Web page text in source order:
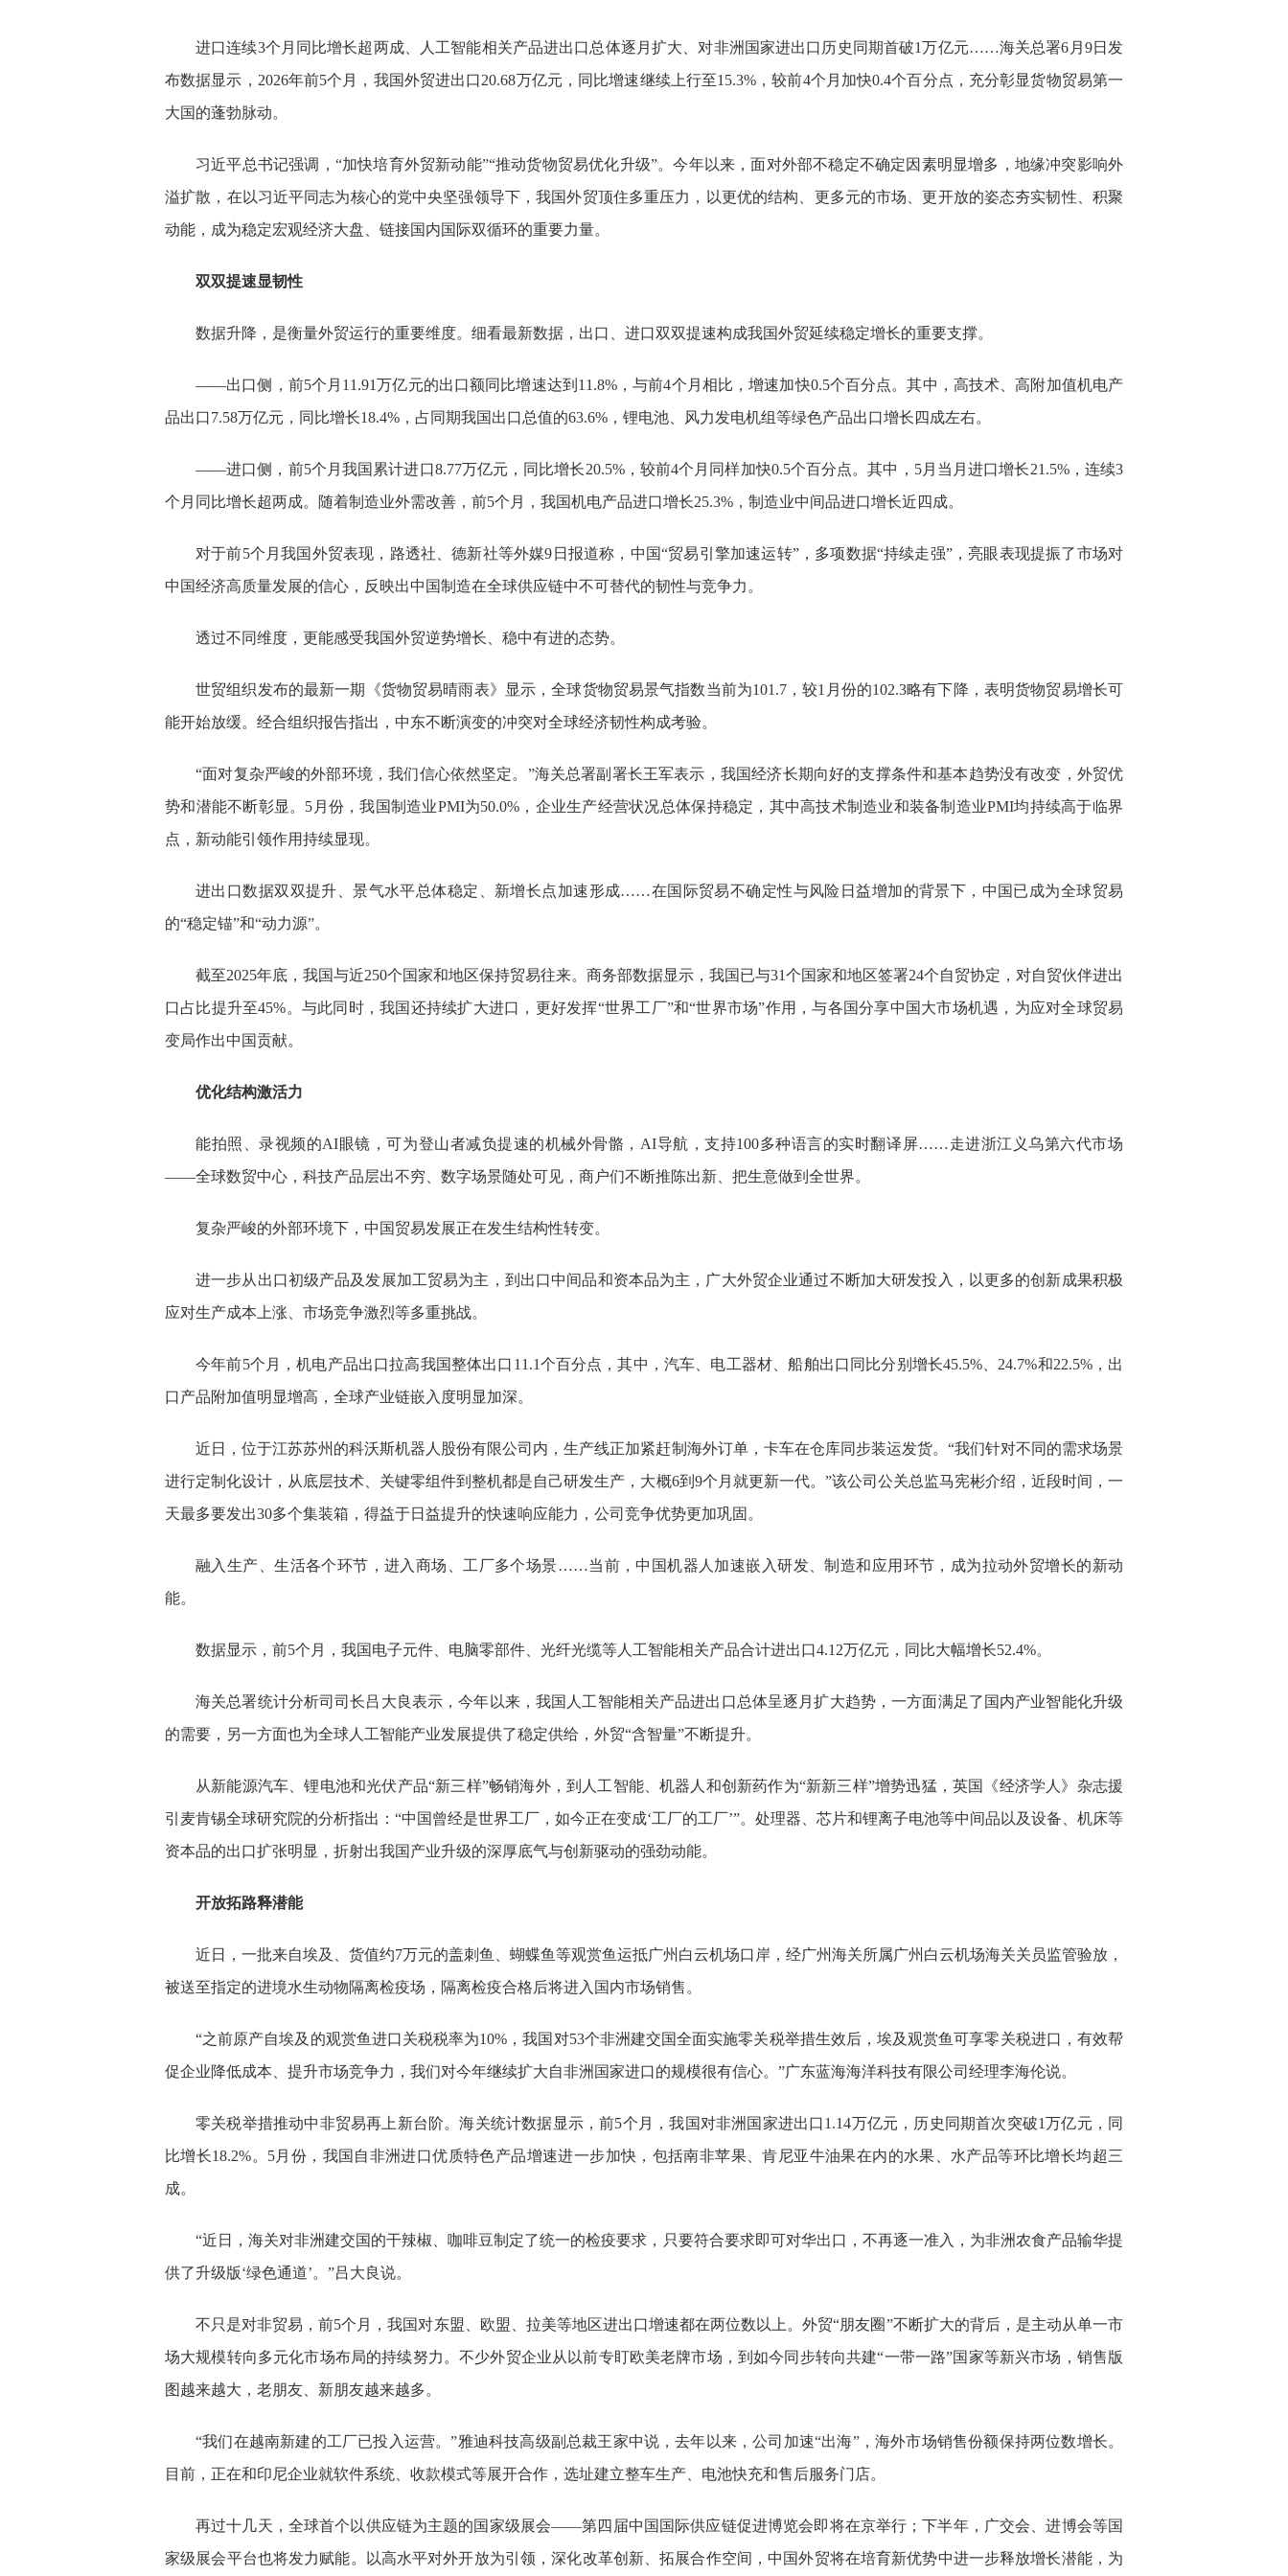
进口连续3个月同比增长超两成、人工智能相关产品进出口总体逐月扩大、对非洲国家进出口历史同期首破1万亿元……海关总署6月9日发
布数据显示，2026年前5个月，我国外贸进出口20.68万亿元，同比增速继续上行至15.3%，较前4个月加快0.4个百分点，充分彰显货物贸易第一
大国的蓬勃脉动。
习近平总书记强调，“加快培育外贸新动能”“推动货物贸易优化升级”。今年以来，面对外部不稳定不确定因素明显增多，地缘冲突影响外
溢扩散，在以习近平同志为核心的党中央坚强领导下，我国外贸顶住多重压力，以更优的结构、更多元的市场、更开放的姿态夯实韧性、积聚
动能，成为稳定宏观经济大盘、链接国内国际双循环的重要力量。
双双提速显韧性
数据升降，是衡量外贸运行的重要维度。细看最新数据，出口、进口双双提速构成我国外贸延续稳定增长的重要支撑。
——出口侧，前5个月11.91万亿元的出口额同比增速达到11.8%，与前4个月相比，增速加快0.5个百分点。其中，高技术、高附加值机电产
品出口7.58万亿元，同比增长18.4%，占同期我国出口总值的63.6%，锂电池、风力发电机组等绿色产品出口增长四成左右。
——进口侧，前5个月我国累计进口8.77万亿元，同比增长20.5%，较前4个月同样加快0.5个百分点。其中，5月当月进口增长21.5%，连续3
个月同比增长超两成。随着制造业外需改善，前5个月，我国机电产品进口增长25.3%，制造业中间品进口增长近四成。
对于前5个月我国外贸表现，路透社、德新社等外媒9日报道称，中国“贸易引擎加速运转”，多项数据“持续走强”，亮眼表现提振了市场对
中国经济高质量发展的信心，反映出中国制造在全球供应链中不可替代的韧性与竞争力。
透过不同维度，更能感受我国外贸逆势增长、稳中有进的态势。
世贸组织发布的最新一期《货物贸易晴雨表》显示，全球货物贸易景气指数当前为101.7，较1月份的102.3略有下降，表明货物贸易增长可
能开始放缓。经合组织报告指出，中东不断演变的冲突对全球经济韧性构成考验。
“面对复杂严峻的外部环境，我们信心依然坚定。”海关总署副署长王军表示，我国经济长期向好的支撑条件和基本趋势没有改变，外贸优
势和潜能不断彰显。5月份，我国制造业PMI为50.0%，企业生产经营状况总体保持稳定，其中高技术制造业和装备制造业PMI均持续高于临界
点，新动能引领作用持续显现。
进出口数据双双提升、景气水平总体稳定、新增长点加速形成……在国际贸易不确定性与风险日益增加的背景下，中国已成为全球贸易
的“稳定锚”和“动力源”。
截至2025年底，我国与近250个国家和地区保持贸易往来。商务部数据显示，我国已与31个国家和地区签署24个自贸协定，对自贸伙伴进出
口占比提升至45%。与此同时，我国还持续扩大进口，更好发挥“世界工厂”和“世界市场”作用，与各国分享中国大市场机遇，为应对全球贸易
变局作出中国贡献。
优化结构激活力
能拍照、录视频的AI眼镜，可为登山者减负提速的机械外骨骼，AI导航，支持100多种语言的实时翻译屏……走进浙江义乌第六代市场
——全球数贸中心，科技产品层出不穷、数字场景随处可见，商户们不断推陈出新、把生意做到全世界。
复杂严峻的外部环境下，中国贸易发展正在发生结构性转变。
进一步从出口初级产品及发展加工贸易为主，到出口中间品和资本品为主，广大外贸企业通过不断加大研发投入，以更多的创新成果积极
应对生产成本上涨、市场竞争激烈等多重挑战。
今年前5个月，机电产品出口拉高我国整体出口11.1个百分点，其中，汽车、电工器材、船舶出口同比分别增长45.5%、24.7%和22.5%，出
口产品附加值明显增高，全球产业链嵌入度明显加深。
近日，位于江苏苏州的科沃斯机器人股份有限公司内，生产线正加紧赶制海外订单，卡车在仓库同步装运发货。“我们针对不同的需求场景
进行定制化设计，从底层技术、关键零组件到整机都是自己研发生产，大概6到9个月就更新一代。”该公司公关总监马宪彬介绍，近段时间，一
天最多要发出30多个集装箱，得益于日益提升的快速响应能力，公司竞争优势更加巩固。
融入生产、生活各个环节，进入商场、工厂多个场景……当前，中国机器人加速嵌入研发、制造和应用环节，成为拉动外贸增长的新动
能。
数据显示，前5个月，我国电子元件、电脑零部件、光纤光缆等人工智能相关产品合计进出口4.12万亿元，同比大幅增长52.4%。
海关总署统计分析司司长吕大良表示，今年以来，我国人工智能相关产品进出口总体呈逐月扩大趋势，一方面满足了国内产业智能化升级
的需要，另一方面也为全球人工智能产业发展提供了稳定供给，外贸“含智量”不断提升。
从新能源汽车、锂电池和光伏产品“新三样”畅销海外，到人工智能、机器人和创新药作为“新新三样”增势迅猛，英国《经济学人》杂志援
引麦肯锡全球研究院的分析指出：“中国曾经是世界工厂，如今正在变成‘工厂的工厂’”。处理器、芯片和锂离子电池等中间品以及设备、机床等
资本品的出口扩张明显，折射出我国产业升级的深厚底气与创新驱动的强劲动能。
开放拓路释潜能
近日，一批来自埃及、货值约7万元的盖刺鱼、蝴蝶鱼等观赏鱼运抵广州白云机场口岸，经广州海关所属广州白云机场海关关员监管验放，
被送至指定的进境水生动物隔离检疫场，隔离检疫合格后将进入国内市场销售。
“之前原产自埃及的观赏鱼进口关税税率为10%，我国对53个非洲建交国全面实施零关税举措生效后，埃及观赏鱼可享零关税进口，有效帮
促企业降低成本、提升市场竞争力，我们对今年继续扩大自非洲国家进口的规模很有信心。”广东蓝海海洋科技有限公司经理李海伦说。
零关税举措推动中非贸易再上新台阶。海关统计数据显示，前5个月，我国对非洲国家进出口1.14万亿元，历史同期首次突破1万亿元，同
比增长18.2%。5月份，我国自非洲进口优质特色产品增速进一步加快，包括南非苹果、肯尼亚牛油果在内的水果、水产品等环比增长均超三
成。
“近日，海关对非洲建交国的干辣椒、咖啡豆制定了统一的检疫要求，只要符合要求即可对华出口，不再逐一准入，为非洲农食产品输华提
供了升级版‘绿色通道’。”吕大良说。
不只是对非贸易，前5个月，我国对东盟、欧盟、拉美等地区进出口增速都在两位数以上。外贸“朋友圈”不断扩大的背后，是主动从单一市
场大规模转向多元化市场布局的持续努力。不少外贸企业从以前专盯欧美老牌市场，到如今同步转向共建“一带一路”国家等新兴市场，销售版
图越来越大，老朋友、新朋友越来越多。
“我们在越南新建的工厂已投入运营。”雅迪科技高级副总裁王家中说，去年以来，公司加速“出海”，海外市场销售份额保持两位数增长。
目前，正在和印尼企业就软件系统、收款模式等展开合作，选址建立整车生产、电池快充和售后服务门店。
再过十几天，全球首个以供应链为主题的国家级展会——第四届中国国际供应链促进博览会即将在京举行；下半年，广交会、进博会等国
家级展会平台也将发力赋能。以高水平对外开放为引领，深化改革创新、拓展合作空间，中国外贸将在培育新优势中进一步释放增长潜能，为